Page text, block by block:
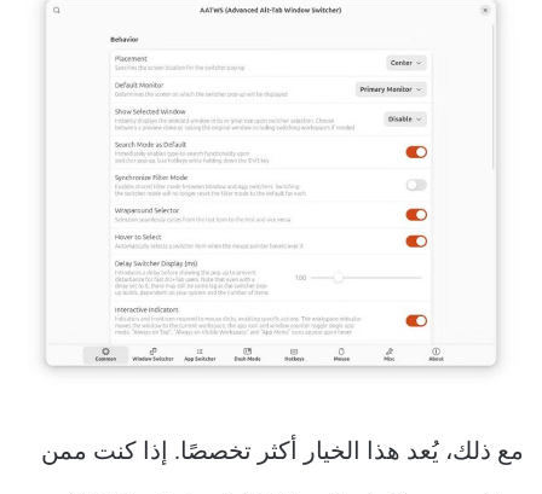
مع ذلك، يُعد هذا الخيار أكثر تخصصًا. إذا كنت ممن